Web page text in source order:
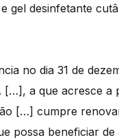
desinfetante
no dia 31 de
a que acresce a
[…] cumpre
possa beneficiar